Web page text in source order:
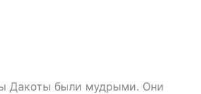
Дакоты были мудрыми. Они